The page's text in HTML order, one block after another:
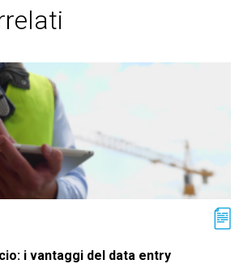
i vantaggi del data entry